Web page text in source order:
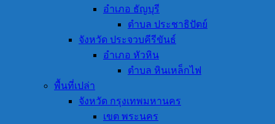
อำเภอ ธัญบุรี
ตำบล ประชาธิปัตย์
จังหวัด ประจวบคีรีขันธ์
อำเภอ หัวหิน
ตำบล หินเหล็กไฟ
พื้นที่เปล่า
จังหวัด กรุงเทพมหานคร
เขต พระนคร